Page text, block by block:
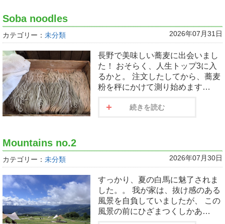
Soba noodles
カテゴリー： 未分類 2026年07月31日
長野で美味しい蕎麦に出会いまし
た！ おそらく、人生トップ3に入
るかと。 注文したしてから、蕎麦
粉を秤にかけて測り始めます…
続きを読む
Mountains no.2
カテゴリー： 未分類 2026年07月30日
すっかり、夏の白馬に魅了されま
した。。 我が家は、抜け感のある
風景を自負していましたが、 この
風景の前にひざまつくしかあ…